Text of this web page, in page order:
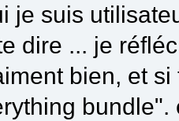
je suis
dire ... je
bien, et